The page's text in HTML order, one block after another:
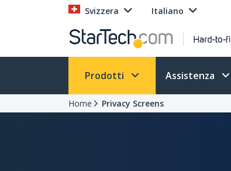
Svizzera Italiano
Prodotti Assistenza
Home Privacy Screens